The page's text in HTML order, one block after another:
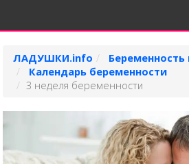
ЛАДУШКИ.info
Календарь беременности
3 неделя беременности